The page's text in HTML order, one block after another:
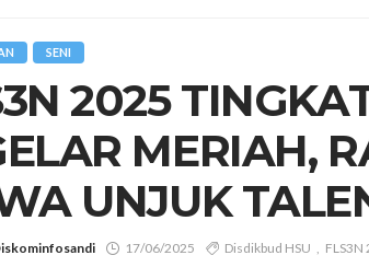
SENI
2025
MERIAH,
UNJUK
17/06/2025 Disdikbud HSU FLS3N